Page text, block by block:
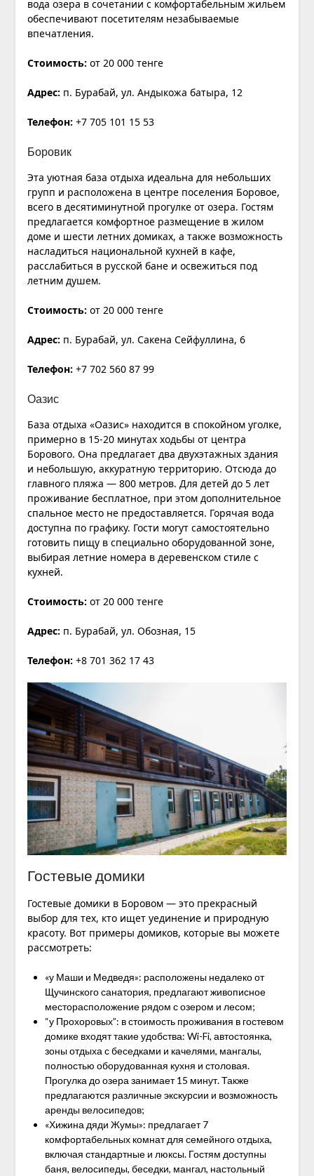
вода озера в сочетании с комфортабельным жильем
обеспечивают посетителям незабываемые
впечатления.
Стоимость: от 20 000 тенге
Адрес: п. Бурабай, ул. Андыкожа батыра, 12
Телефон: +7 705 101 15 53
Боровик
Эта уютная база отдыха идеальна для небольших
групп и расположена в центре поселения Боровое,
всего в десятиминутной прогулке от озера. Гостям
предлагается комфортное размещение в жилом
доме и шести летних домиках, а также возможность
насладиться национальной кухней в кафе,
расслабиться в русской бане и освежиться под
летним душем.
Стоимость: от 20 000 тенге
Адрес: п. Бурабай, ул. Сакена Сейфуллина, 6
Телефон: +7 702 560 87 99
Оазис
База отдыха «Оазис» находится в спокойном уголке,
примерно в 15-20 минутах ходьбы от центра
Борового. Она предлагает два двухэтажных здания
и небольшую, аккуратную территорию. Отсюда до
главного пляжа — 800 метров. Для детей до 5 лет
проживание бесплатное, при этом дополнительное
спальное место не предоставляется. Горячая вода
доступна по графику. Гости могут самостоятельно
готовить пищу в специально оборудованной зоне,
выбирая летние номера в деревенском стиле с
кухней.
Стоимость: от 20 000 тенге
Адрес: п. Бурабай, ул. Обозная, 15
Телефон: +8 701 362 17 43
Гостевые домики
Гостевые домики в Боровом — это прекрасный
выбор для тех, кто ищет уединение и природную
красоту. Вот примеры домиков, которые вы можете
рассмотреть:
«у Маши и Медведя»: расположены недалеко от
Щучинского санатория, предлагают живописное
месторасположение рядом с озером и лесом;
“у Прохоровых”: в стоимость проживания в гостевом
домике входят такие удобства: Wi-Fi, автостоянка,
зоны отдыха с беседками и качелями, мангалы,
полностью оборудованная кухня и столовая.
Прогулка до озера занимает 15 минут. Также
предлагаются различные экскурсии и возможность
аренды велосипедов;
«Хижина дяди Жумы»: предлагает 7
комфортабельных комнат для семейного отдыха,
включая стандартные и люксы. Гостям доступны
баня, велосипеды, беседки, мангал, настольный